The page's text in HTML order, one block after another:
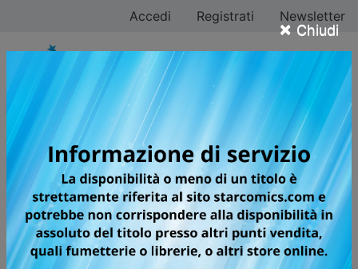
× Chiudi
Accedi Registrati Newsletter
Tutti i fumetti per la
testata DERE